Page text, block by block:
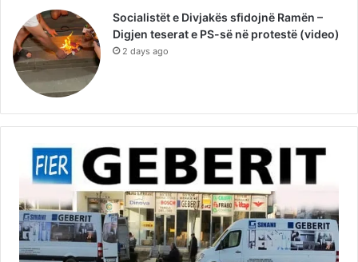
Socialistët e Divjakës sfidojnë Ramën –
Digjen teserat e PS-së në protestë (video)
2 days ago